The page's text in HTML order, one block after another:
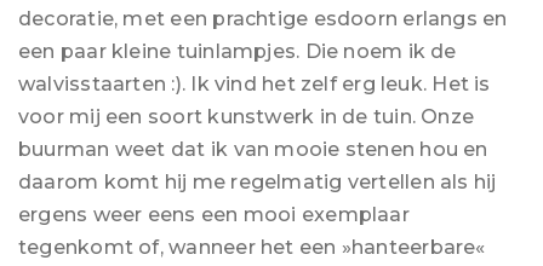
decoratie, met een prachtige esdoorn erlangs en
een paar kleine tuinlampjes. Die noem ik de
walvisstaarten :). Ik vind het zelf erg leuk. Het is
voor mij een soort kunstwerk in de tuin. Onze
buurman weet dat ik van mooie stenen hou en
daarom komt hij me regelmatig vertellen als hij
ergens weer eens een mooi exemplaar
tegenkomt of, wanneer het een »hanteerbare«